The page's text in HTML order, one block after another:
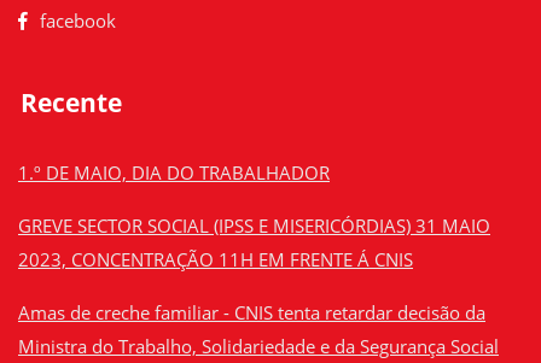
facebook
Recente
1.º DE MAIO, DIA DO TRABALHADOR
GREVE SECTOR SOCIAL (IPSS E MISERICÓRDIAS) 31 MAIO
2023, CONCENTRAÇÃO 11H EM FRENTE Á CNIS
Amas de creche familiar - CNIS tenta retardar decisão da
Ministra do Trabalho, Solidariedade e da Segurança Social